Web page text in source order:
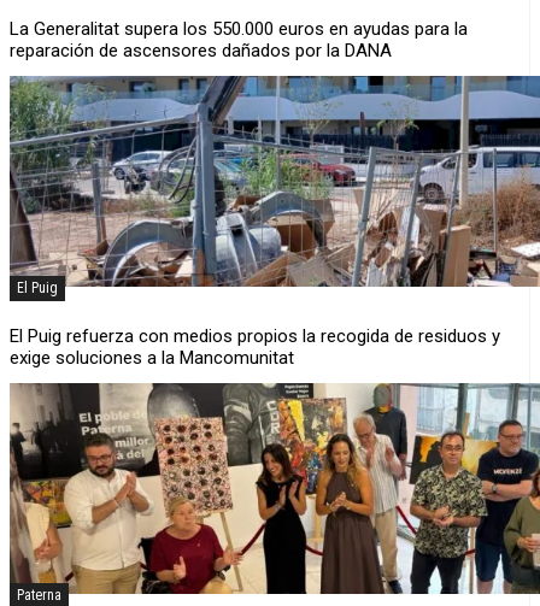
La Generalitat supera los 550.000 euros en ayudas para la
reparación de ascensores dañados por la DANA
El Puig
El Puig refuerza con medios propios la recogida de residuos y
exige soluciones a la Mancomunitat
Paterna